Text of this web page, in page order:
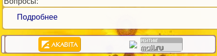
Подробнее